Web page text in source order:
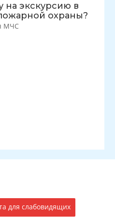
на экскурсию в
охраны?
МЧС
для слабовидящих